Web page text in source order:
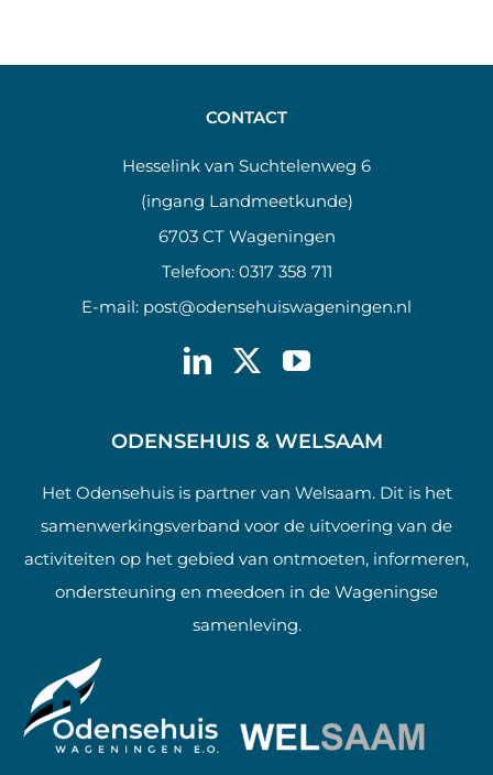
CONTACT
Hesselink van Suchtelenweg 6
(ingang Landmeetkunde)
6703 CT Wageningen
Telefoon: 0317 358 711
E-mail: post@odensehuiswageningen.nl
ODENSEHUIS & WELSAAM
Het Odensehuis is partner van Welsaam. Dit is het
samenwerkingsverband voor de uitvoering van de
activiteiten op het gebied van ontmoeten, informeren,
ondersteuning en meedoen in de Wageningse
samenleving.